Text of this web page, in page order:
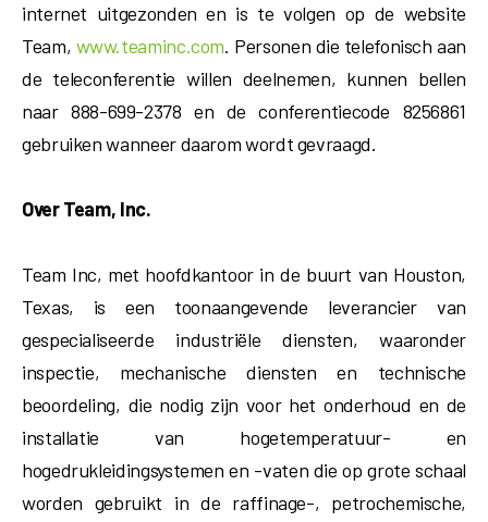
internet uitgezonden en is te volgen op de website
Team, www.teaminc.com. Personen die telefonisch aan
de teleconferentie willen deelnemen, kunnen bellen
naar 888-699-2378 en de conferentiecode 8256861
gebruiken wanneer daarom wordt gevraagd.
Over Team, Inc.
Team Inc, met hoofdkantoor in de buurt van Houston,
Texas, is een toonaangevende leverancier van
gespecialiseerde industriële diensten, waaronder
inspectie, mechanische diensten en technische
beoordeling, die nodig zijn voor het onderhoud en de
installatie van hogetemperatuur- en
hogedrukleidingsystemen en -vaten die op grote schaal
worden gebruikt in de raffinage-, petrochemische,